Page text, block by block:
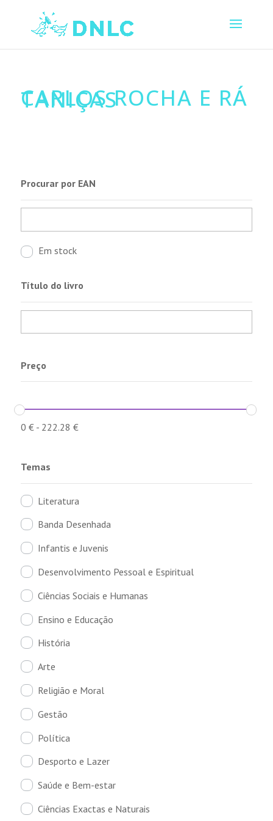
CARLOS ROCHA E RÁ
TANIÇAS
Procurar por EAN
Em stock
Título do livro
Preço
0 €- 222.28 €
Temas
Literatura
Banda Desenhada
Infantis e Juvenis
Desenvolvimento Pessoal e Espiritual
Ciências Sociais e Humanas
Ensino e Educação
História
Arte
Religião e Moral
Gestão
Política
Desporto e Lazer
Saúde e Bem-estar
Ciências Exactas e Naturais